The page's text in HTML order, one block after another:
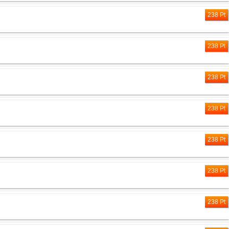
238 Pt
238 Pt
238 Pt
238 Pt
238 Pt
238 Pt
238 Pt